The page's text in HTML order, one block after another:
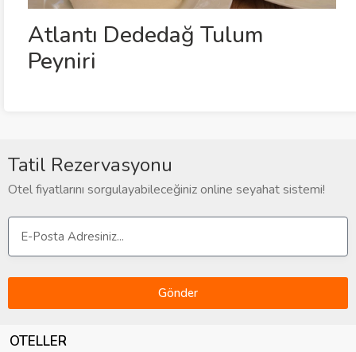
Atlantı Dededağ Tulum
Peyniri
Tatil Rezervasyonu
Otel fiyatlarını sorgulayabileceğiniz online seyahat sistemi!
Gönder
OTELLER